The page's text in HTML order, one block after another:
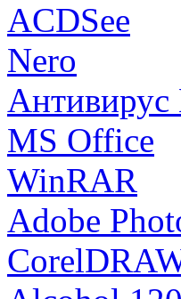
ACDSee
Nero
Антивирус
MS Office
WinRAR
Adobe